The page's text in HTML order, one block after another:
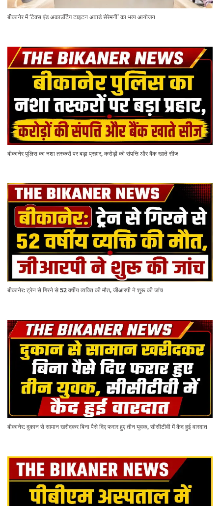
बीकानेर में ‘टैक्स एंड अकाउंटिंग टाइटन अवार्ड सेरेमनी’ का भव्य आयोजन
बीकानेर पुलिस का नशा तस्करों पर बड़ा प्रहार, करोड़ों की संपत्ति और बैंक खाते सीज
बीकानेर: ट्रेन से गिरने से 52 वर्षीय व्यक्ति की मौत, जीआरपी ने शुरू की जांच
बीकानेर: दुकान से सामान खरीदकर बिना पैसे दिए फरार हुए तीन युवक, सीसीटीवी में कैद हुई वारदात